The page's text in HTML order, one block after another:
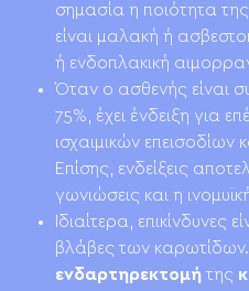
σημασία η ποιότητα
είναι μαλακή ή
ή ενδοπλακική
Όταν ο ασθενής είναι
75%, έχει ένδειξη για
ισχαιμικών
Επίσης, ενδείξεις
γωνιώσεις και η
Ιδιαίτερα, επικίνδυνες
βλάβες των
ενδαρτηρεκτομή της